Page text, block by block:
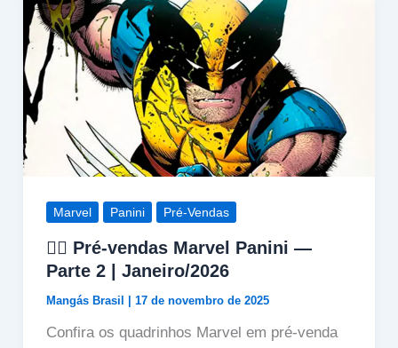
Marvel Panini Pré-Vendas
🦸‍♀️ Pré-vendas Marvel Panini —
Parte 2 | Janeiro/2026
Mangás Brasil 17 de novembro de 2025
Confira os quadrinhos Marvel em pré-venda